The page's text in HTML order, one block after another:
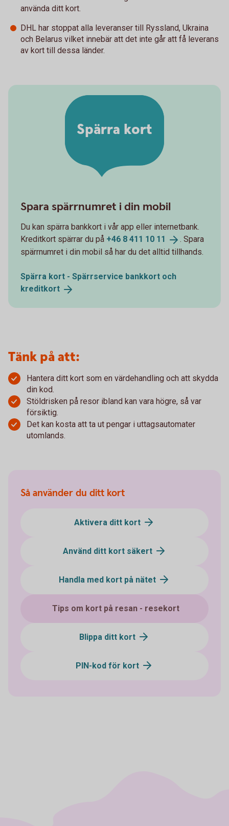
använda ditt kort.
DHL har stoppat alla leveranser till Ryssland, Ukraina
och Belarus vilket innebär att det inte går att få leverans
av kort till dessa länder.
Spärra kort
Spara spärrnumret i din mobil
Du kan spärra bankkort i vår app eller internetbank.
Kreditkort spärrar du på +46 8 411 10 11
. Spara
spärrnumret i din mobil så har du det alltid tillhands.
Spärra kort - Spärrservice bankkort och
kreditkort
Tänk på att:
Hantera ditt kort som en värdehandling och att skydda
din kod.
Stöldrisken på resor ibland kan vara högre, så var
försiktig.
Det kan kosta att ta ut pengar i uttagsautomater
utomlands.
Så använder du ditt kort
Aktivera ditt kort
Använd ditt kort säkert
Handla med kort på nätet
Tips om kort på resan - resekort
Blippa ditt kort
PIN-kod för kort